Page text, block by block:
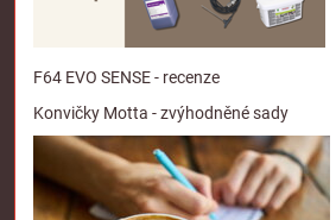
F64 EVO SENSE - recenze
Konvičky Motta - zvýhodněné sady